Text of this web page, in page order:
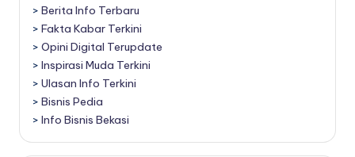
> Berita Info Terbaru
> Fakta Kabar Terkini
> Opini Digital Terupdate
> Inspirasi Muda Terkini
> Ulasan Info Terkini
> Bisnis Pedia
> Info Bisnis Bekasi